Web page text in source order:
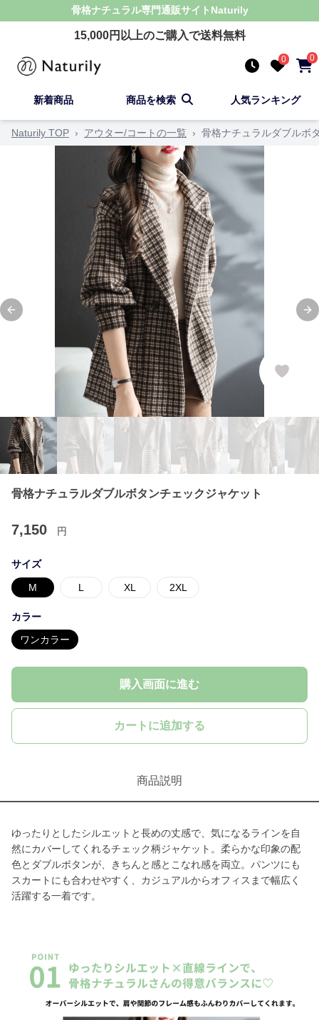
骨格ナチュラル専門通販サイト Naturily
15,000円以上のご購入で送料無料
0 0
新着商品 商品を検索 人気ランキング
Naturily TOP › アウター/コートの一覧 › 骨格ナチュラルダブルボ
Previous slide
骨格ナチュラルダブルボタンチェックジャケット
7,150 円
サイズ
M L XL 2XL
カラー
ワンカラー
購入画面に進む
カートに追加する
商品説明
ゆったりとしたシルエットと長めの丈感で、気になるラインを自
然にカバーしてくれるチェック柄ジャケット。柔らかな印象の配
色とダブルボタンが、きちんと感とこなれ感を両立。パンツにも
スカートにも合わせやすく、カジュアルからオフィスまで幅広く
活躍する一着です。